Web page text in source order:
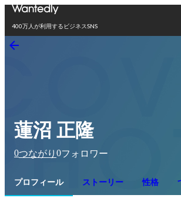
400万人が利用するビジネスSNS
蓮沼 正隆
0つながり 0フォロワー
プロフィール ストーリー 性格